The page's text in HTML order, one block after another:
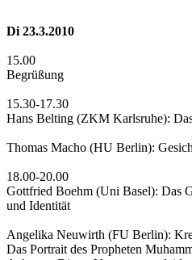
Di 23.3.2010
15.00
Begrüßung
15.30-17.30
Hans Belting (ZKM Karlsruhe):
Thomas Macho (HU Berlin):
18.00-20.00
Gottfried Boehm (Uni Basel): Das
und Identität
Angelika Neuwirth (FU Berlin):
Das Portrait des Propheten